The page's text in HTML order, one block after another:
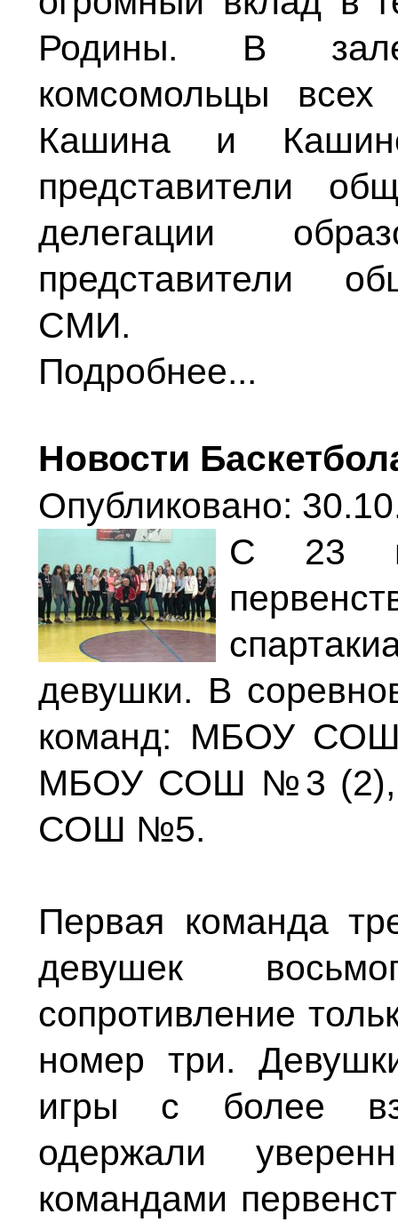
Родины. В
комсомольцы всех
Кашина и
представители
делегации
представители
СМИ.
Подробнее...
Новости
Опубликовано:
С 23
девушки. В
команд: МБОУ
МБОУ СОШ №3 (2),
СОШ №5.
Первая команда
девушек
сопротивление
номер три.
игры с более
одержали
командами